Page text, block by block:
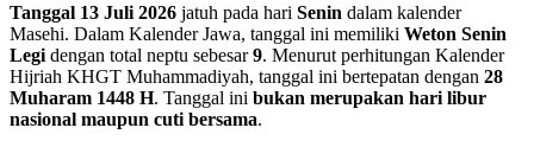
Tanggal 13 Juli 2026 jatuh pada hari Senin dalam kalender
Masehi. Dalam Kalender Jawa, tanggal ini memiliki Weton Senin
Legi dengan total neptu sebesar9. Menurut perhitungan Kalender
Hijriah KHGT Muhammadiyah, tanggal ini bertepatan dengan 28
Muharam 1448 H. Tanggal ini bukan merupakan hari libur
nasional maupun cuti bersama.